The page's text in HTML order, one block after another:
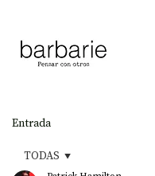
Entrada
TODAS